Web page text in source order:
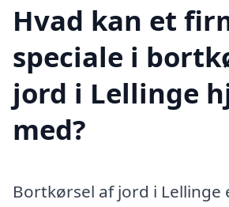
Hvad kan et
speciale i
jord i Lellinge
med?
Bortkørsel af jord i Lellinge